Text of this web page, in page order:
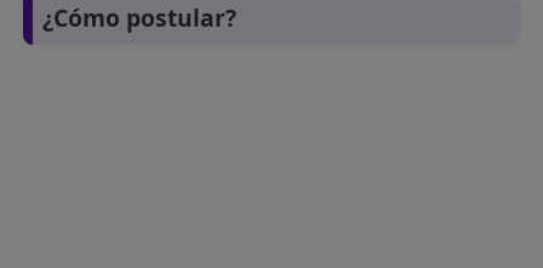
¿Cómo postular?